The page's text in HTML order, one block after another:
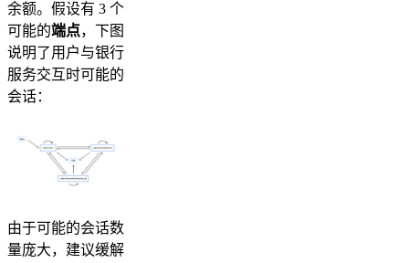
余额。假设有 3 个
可能的端点，下图
说明了用户与银行
服务交互时可能的
会话：
由于可能的会话数
量庞大，建议缓解